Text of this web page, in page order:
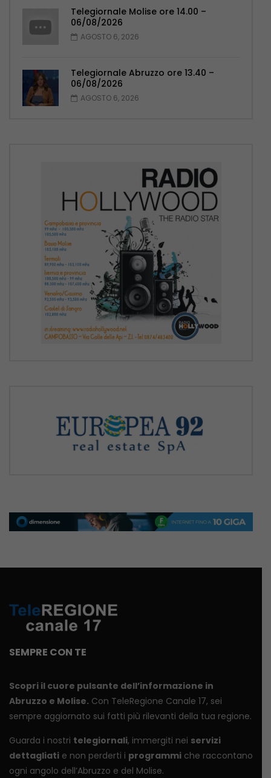
Telegiornale Molise ore 14.00 –
06/08/2026
AGOSTO 6, 2026
Telegiornale Abruzzo ore 13.40 –
06/08/2026
AGOSTO 6, 2026
SEMPRE CON TE
Scopri il cuore pulsante dell’informazione in
Abruzzo e Molise. Con TeleRegione Canale 17, sei
sempre aggiornato sui fatti più rilevanti della tua regione.
Guarda i nostri telegiornali, immergiti nei servizi
dettagliati e non perderti i programmi che raccontano
ogni angolo dell’Abruzzo e del Molise.